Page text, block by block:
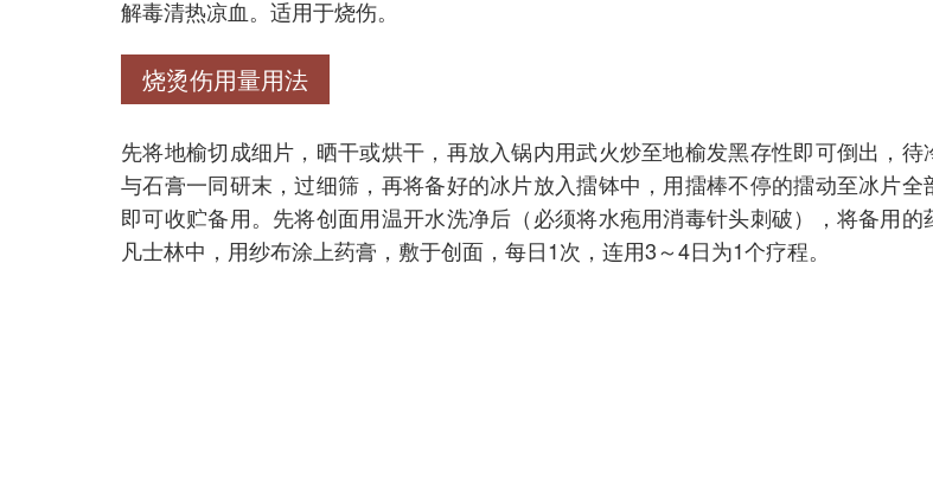
解毒清热凉血。适用于烧伤。
烧烫伤用量用法
先将地榆切成细片，晒干或烘干，再放入锅内用武火炒至地榆发黑存性即可倒出，待
与石膏一同研末，过细筛，再将备好的冰片放入擂钵中，用擂棒不停的擂动至冰片全
即可收贮备用。先将创面用温开水洗净后（必须将水疱用消毒针头刺破），将备用的
凡士林中，用纱布涂上药膏，敷于创面，每日1次，连用3～4日为1个疗程。